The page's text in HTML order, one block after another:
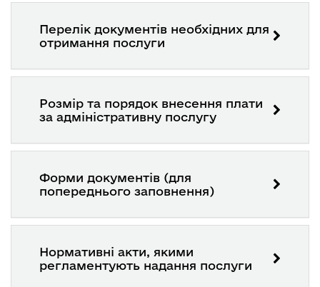
Перелік документів необхідних для
отримання послуги
Розмір та порядок внесення плати
за адміністративну послугу
Форми документів (для
попереднього заповнення)
Нормативні акти, якими
регламентують надання послуги